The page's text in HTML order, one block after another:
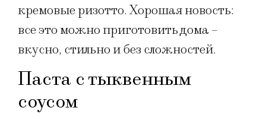
кремовые ризотто. Хорошая новость:
все это можно приготовить дома –
вкусно, стильно и без сложностей.
Паста с тыквенным
соусом